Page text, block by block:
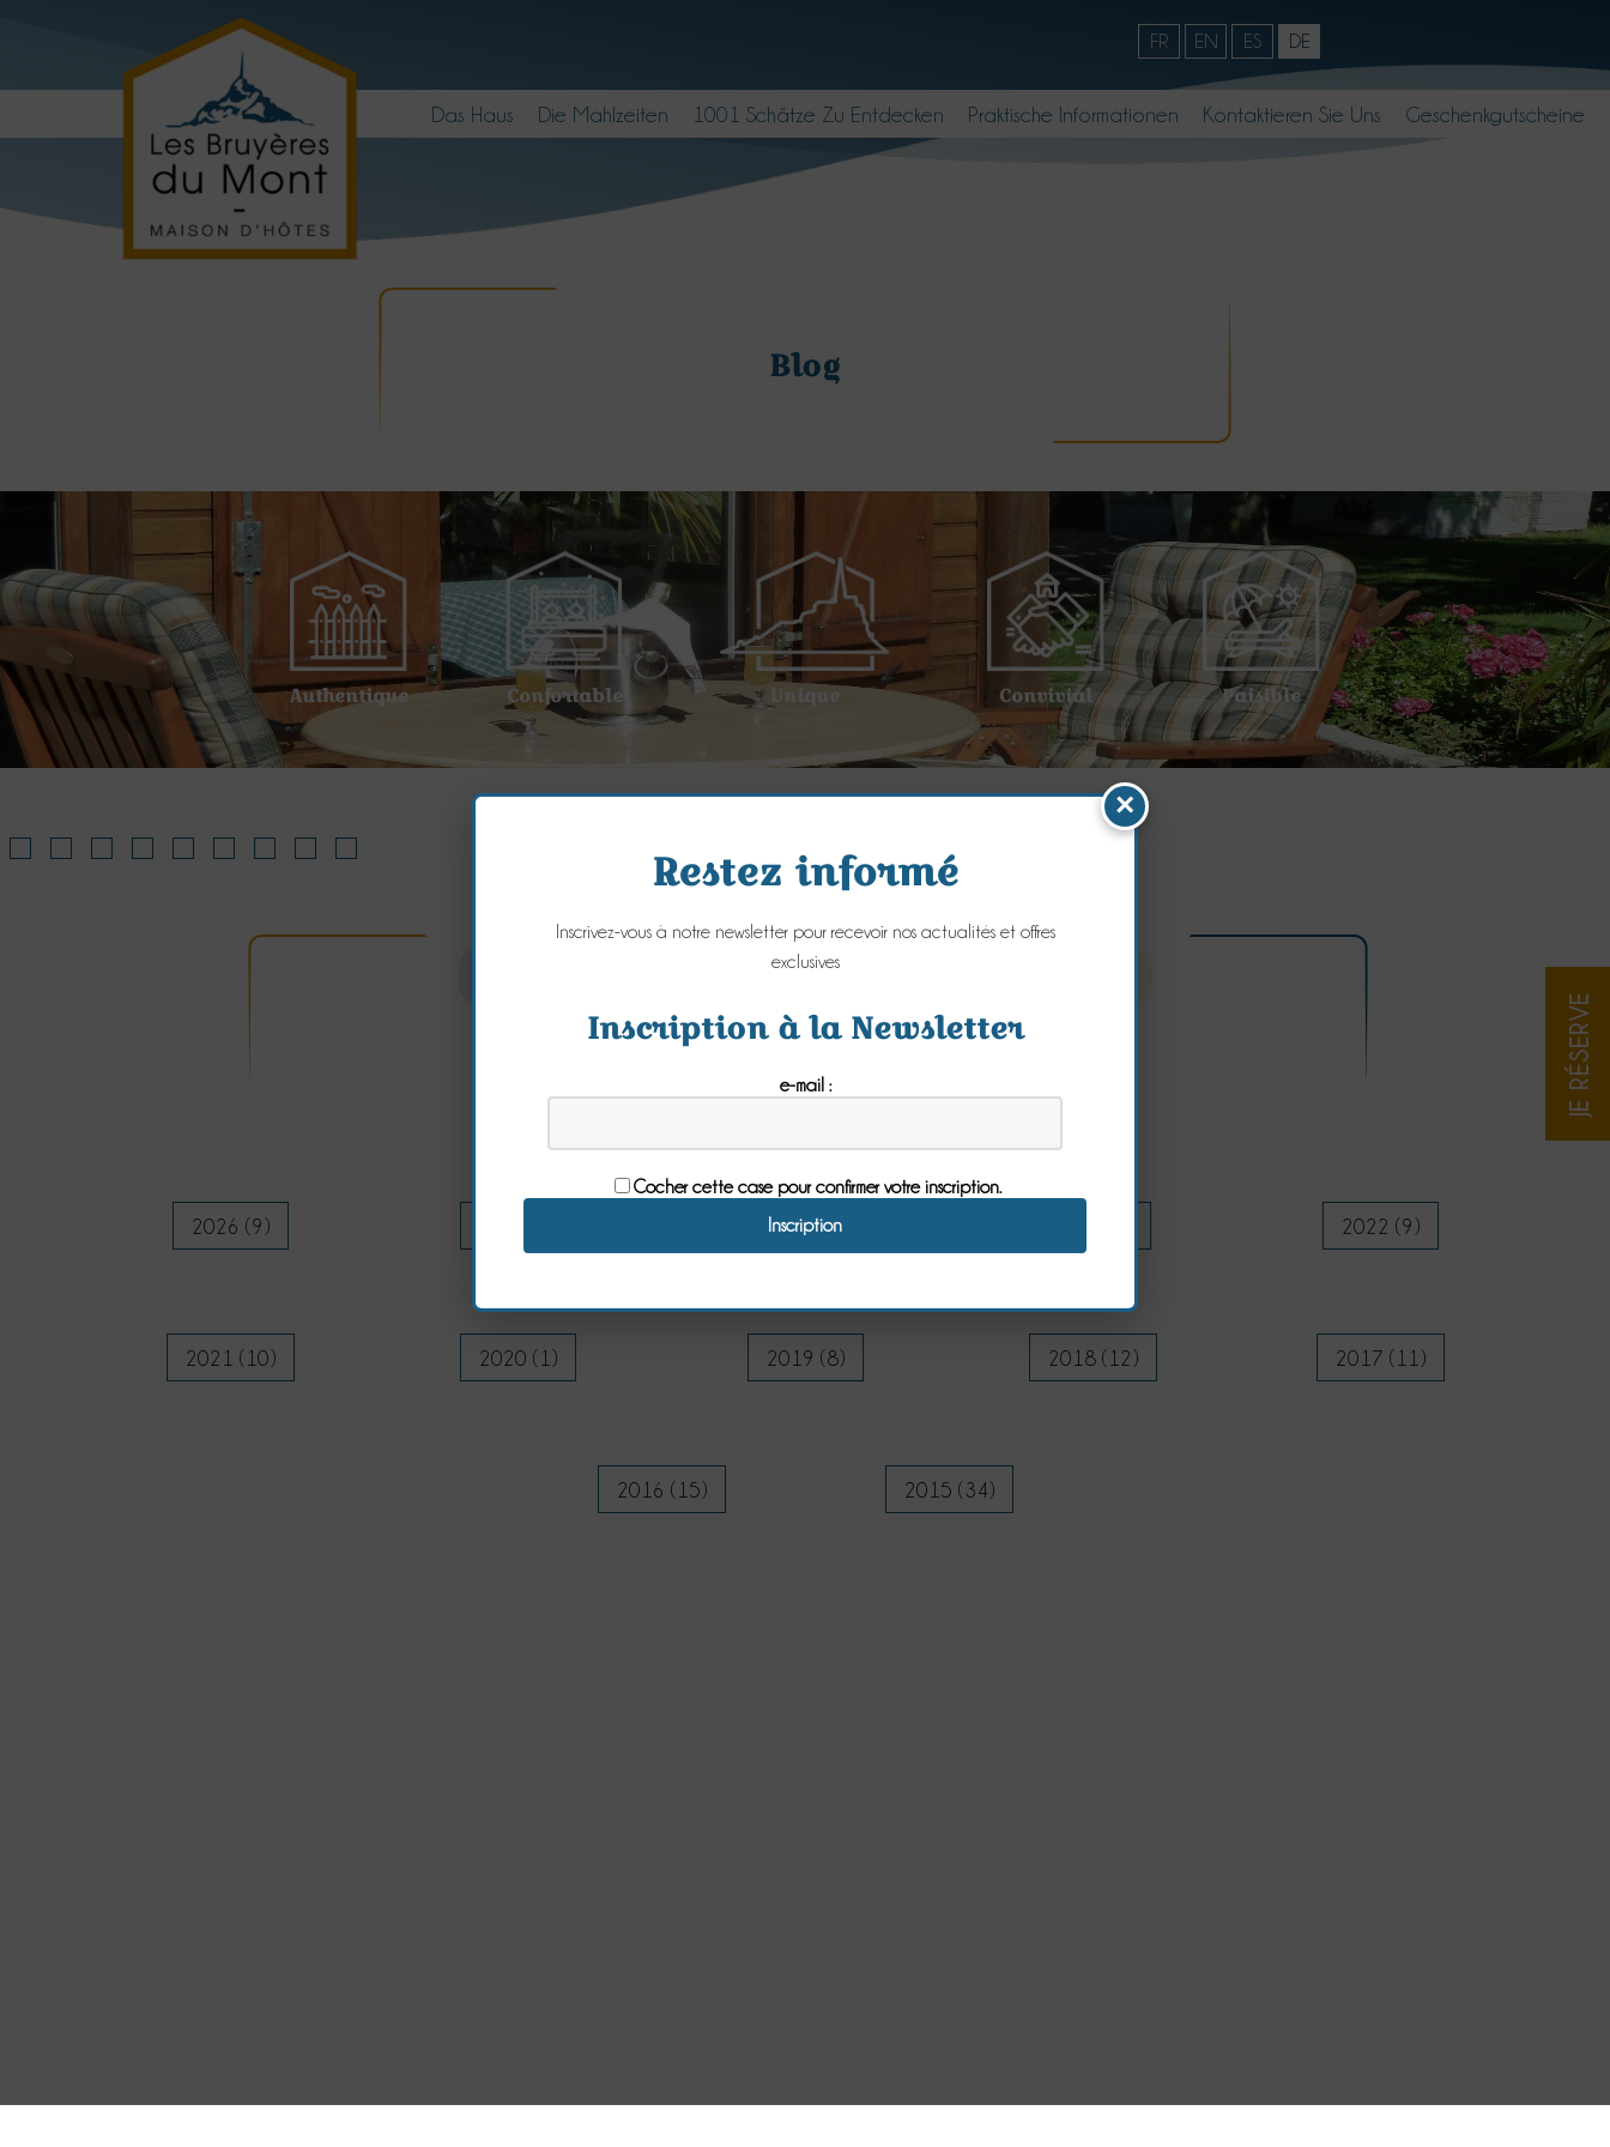
FR EN ES DE
Das Haus Die Mahlzeiten 1001 Schätze Zu Entdecken Praktische Informationen Kontaktieren Sie Uns Geschenkgutscheine
JE RÉSERVE
Blog
Authentique Confortable Unique Convivial Paisible
2026 (9) 2024 (5) 2022 (9)
2021 (10) 2020 (1) 2019 (8) 2018 (12) 2017 (11)
2016 (15) 2015 (34)
×
Restez informé
Inscrivez-vous à notre newsletter pour recevoir nos actualités et offres
exclusives
Inscription à la Newsletter
e-mail :
Cocher cette case pour confirmer votre inscription.